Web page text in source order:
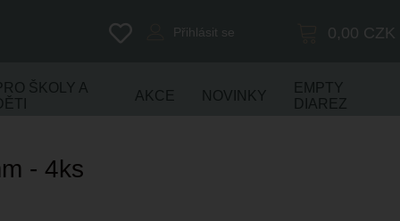
0,00 CZK
Přihlásit se
ŠKOLY A
AKCE NOVINKY
EMPTY
DIAREZ
- 4ks